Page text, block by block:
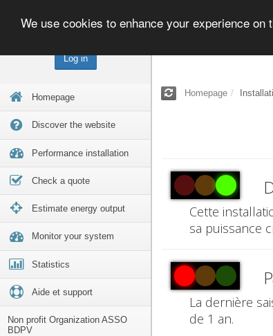
Log in
Homepage
Discover the website
Performance installation
Check a quote
Estimate energy output
Monitor your system
Statistics
Aide et support
Non profit Organization ASSO
BDPV
We use cookies to enhance your experience on
Homepage
Cette
sa puissance
La dernière
de 1 an.